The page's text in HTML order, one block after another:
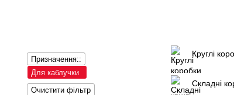
Круглі
Складні
Призначення::
Для каблучки
Очистити фільтр